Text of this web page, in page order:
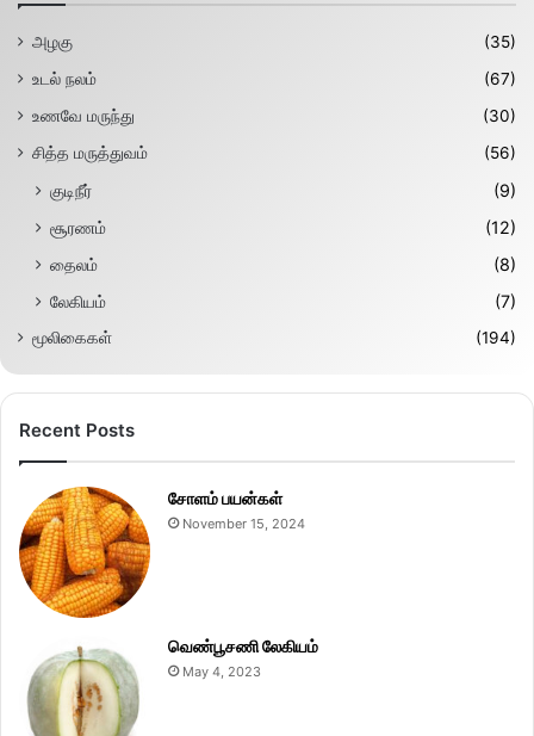
அழகு
(35)
உடல் நலம்
(67)
உணவே மருந்து
(30)
சித்த மருத்துவம்
(56)
குடிநீர்
(9)
சூரணம்
(12)
தைலம்
(8)
லேகியம்
(7)
மூலிகைகள் (194)
Recent Posts
சோளம் பயன்கள்
November 15, 2024
வெண்பூசணி லேகியம்
May 4, 2023